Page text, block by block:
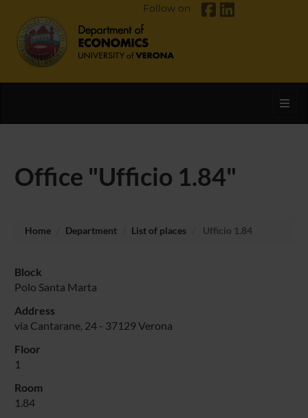
Follow on
Office "Ufficio 1.84"
Home Department List of places Ufficio 1.84
Block
Polo Santa Marta
Address
via Cantarane, 24 - 37129 Verona
Floor
1
Room
1.84